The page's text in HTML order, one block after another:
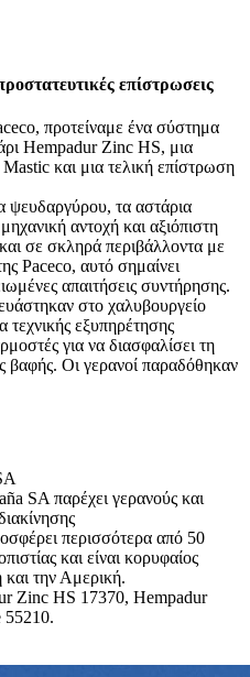
επίστρωσεις
προτείναμε ένα σύστημα
Hempadur Zinc HS, μια
και μια τελική επίστρωση
ψευδαργύρου, τα αστάρια
αντοχή και αξιόπιστη
σε σκληρά περιβάλλοντα με
Paceco, αυτό σημαίνει
απαιτήσεις συντήρησης.
στο χαλυβουργείο
εξυπηρέτησης
για να διασφαλίσει τη
Οι γερανοί παραδόθηκαν
SA παρέχει γερανούς και
περισσότερα από 50
και είναι κορυφαίος
την Αμερική.
Zinc HS 17370, Hempadur
55210.